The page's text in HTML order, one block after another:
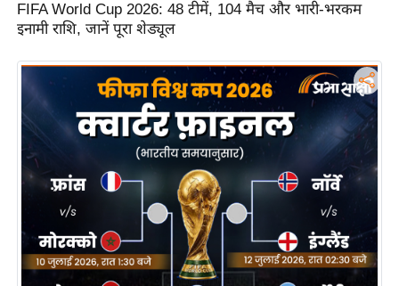
n
d
r
d
A
p
p
FIFA World Cup 2026: 48 टीमें, 104 मैच और भारी-भरकम
इनामी राशि, जानें पूरा शेड्यूल